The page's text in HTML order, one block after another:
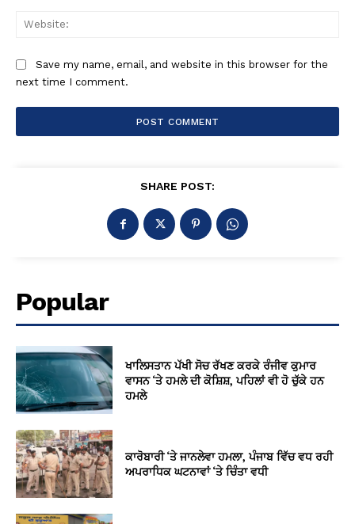
Save my name, email, and website in this browser for the
next time I comment.
SHARE POST:
Popular
ਖਾਲਿਸਤਾਨ ਪੱਖੀ ਸੋਚ ਰੱਖਣ ਕਰਕੇ ਰੰਜੀਵ ਕੁਮਾਰ
ਵਾਸਨ ‘ਤੇ ਹਮਲੇ ਦੀ ਕੋਸ਼ਿਸ਼, ਪਹਿਲਾਂ ਵੀ ਹੋ ਚੁੱਕੇ ਹਨ
ਹਮਲੇ
ਕਾਰੋਬਾਰੀ ‘ਤੇ ਜਾਨਲੇਵਾ ਹਮਲਾ, ਪੰਜਾਬ ਵਿੱਚ ਵਧ ਰਹੀ
ਅਪਰਾਧਿਕ ਘਟਨਾਵਾਂ ‘ਤੇ ਚਿੰਤਾ ਵਧੀ